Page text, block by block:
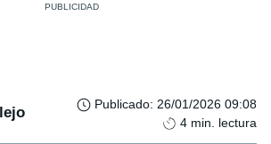
Publicado: 26/01/2026 09:08
4 min. lectura